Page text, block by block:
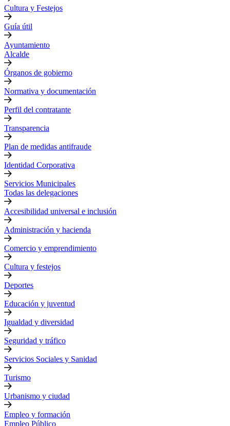
Cultura y Festejos
Guía útil
Ayuntamiento
Alcalde
Órganos de gobierno
Normativa y documentación
Perfil del contratante
Transparencia
Plan de medidas antifraude
Identidad Corporativa
Servicios Municipales
Todas las delegaciones
Accesibilidad universal e inclusión
Administración y hacienda
Comercio y emprendimiento
Cultura y festejos
Deportes
Educación y juventud
Igualdad y diversidad
Seguridad y tráfico
Servicios Sociales y Sanidad
Turismo
Urbanismo y ciudad
Empleo y formación
Empleo Público